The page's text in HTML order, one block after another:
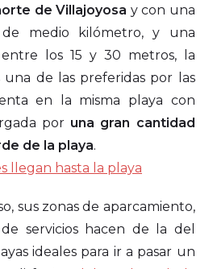
de Villajoyosa y con una
medio kilómetro, y una
los 15 y 30 metros, la
una de las preferidas por las
en la misma playa con
por una gran cantidad
de la playa.
sus zonas de aparcamiento,
servicios hacen de la del
ideales para ir a pasar un